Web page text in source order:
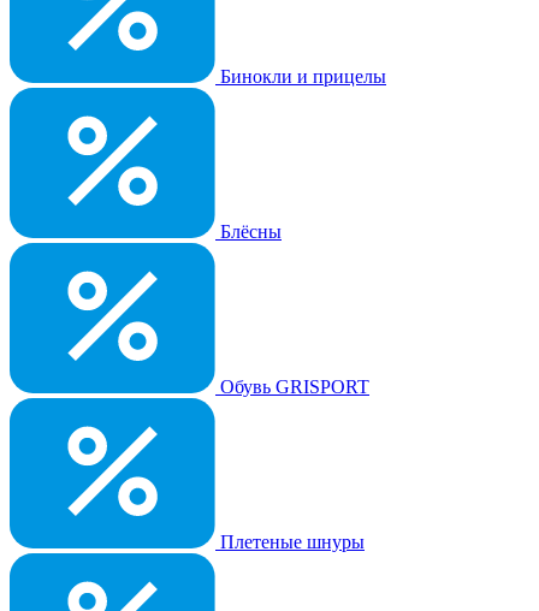
Бинокли и прицелы
Блёсны
Обувь GRISPORT
Плетеные шнуры